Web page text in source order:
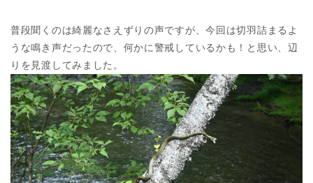
普段聞くのは綺麗なさえずりの声ですが、今回は切羽詰まるよ
うな鳴き声だったので、何かに警戒しているかも！と思い、辺
りを見渡してみました。